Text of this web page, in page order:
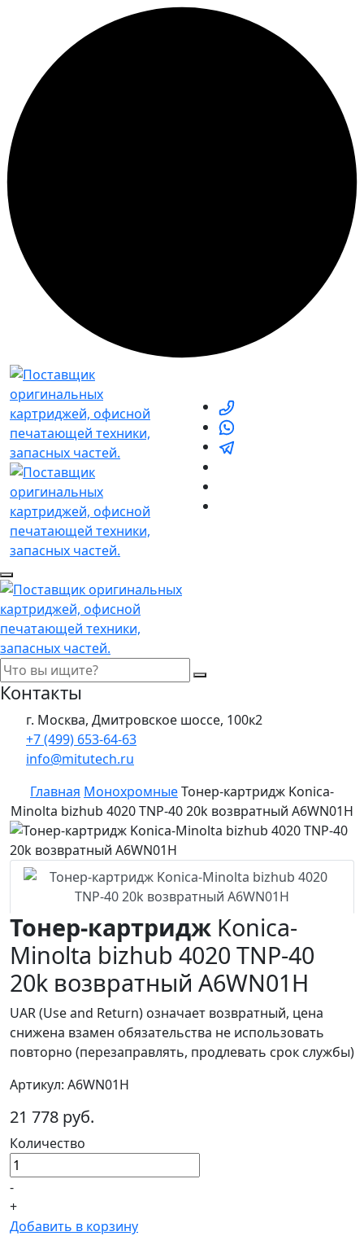
Контакты
г. Москва, Дмитровское шоссе, 100к2
+7 (499) 653-64-63
info@mitutech.ru
Главная МонохромныеТонер-картридж Konica-
Minolta bizhub 4020 TNP-40 20k возвратный A6WN01H
Тонер-картридж Konica-
Minolta bizhub 4020 TNP-40
20k возвратный A6WN01H
UAR (Use and Return) означает возвратный, цена
снижена взамен обязательства не использовать
повторно (перезаправлять, продлевать срок службы)
Артикул: A6WN01H
21 778 руб.
Количество
-
+
Добавить в корзину